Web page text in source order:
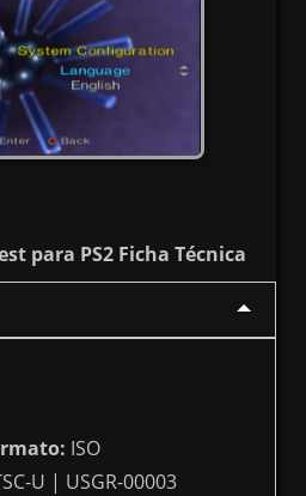
para PS2 Ficha Técnica
ISO
U | USGR-00003